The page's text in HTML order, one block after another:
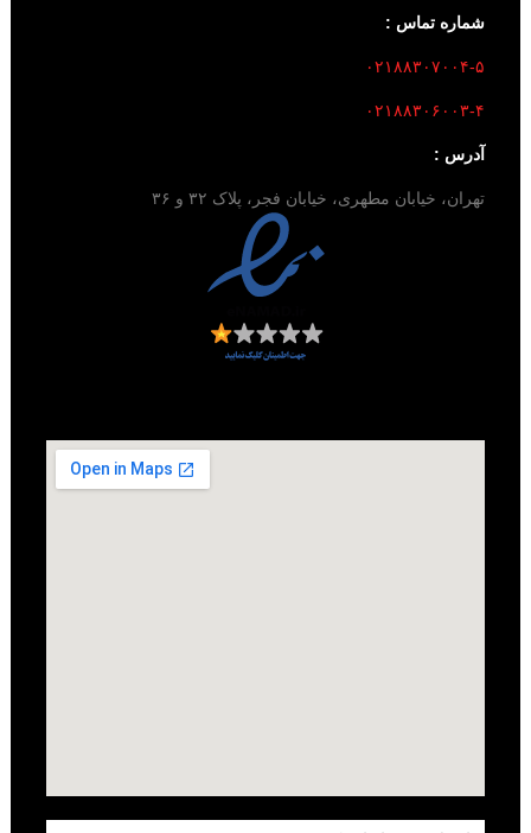
شماره تماس :
۰۲۱۸۸۳۰۷۰۰۴-۵
۰۲۱۸۸۳۰۶۰۰۳-۴
آدرس :
تهران، خیابان مطهری، خیابان فجر، پلاک ۳۲ و ۳۶